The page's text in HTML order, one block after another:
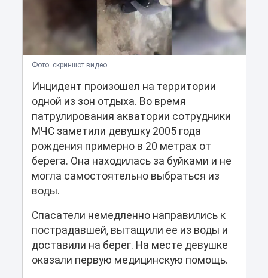
Фото: скриншот видео
Инцидент произошел на территории
одной из зон отдыха. Во время
патрулирования акватории сотрудники
МЧС заметили девушку 2005 года
рождения примерно в 20 метрах от
берега. Она находилась за буйками и не
могла самостоятельно выбраться из
воды.
Спасатели немедленно направились к
пострадавшей, вытащили ее из воды и
доставили на берег. На месте девушке
оказали первую медицинскую помощь.